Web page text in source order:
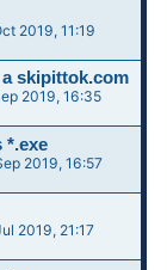
2019, 11:19
skipittok.com
2019, 16:35
*.exe
2019, 16:57
2019, 21:17